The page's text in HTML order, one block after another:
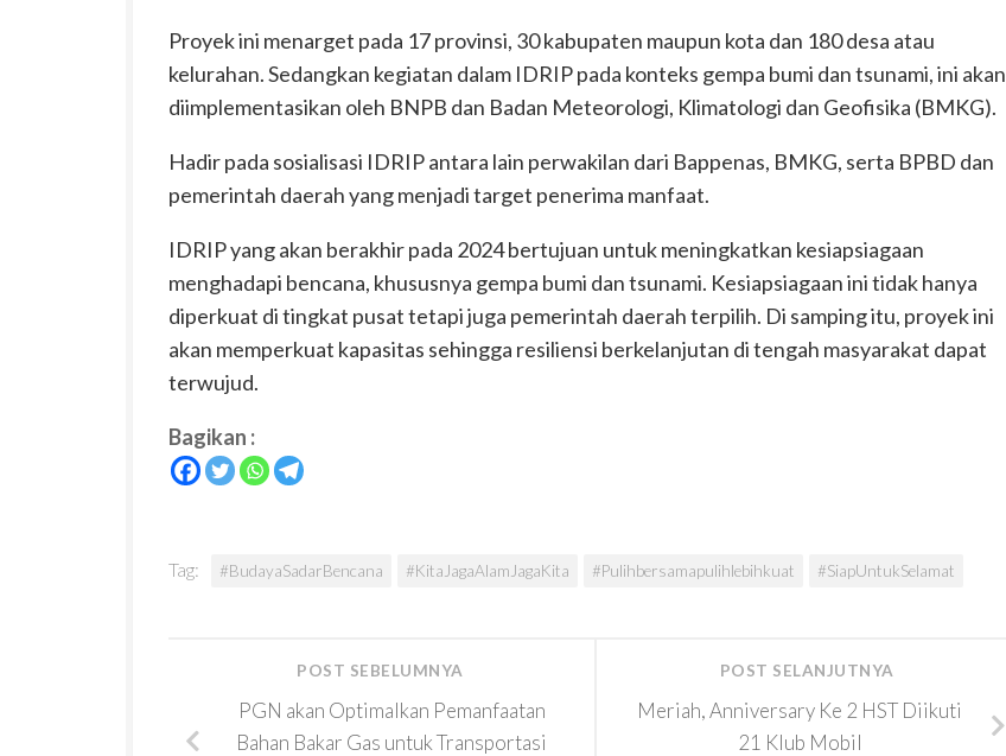
Proyek ini menarget pada 17 provinsi, 30 kabupaten maupun kota dan 180 desa atau
kelurahan. Sedangkan kegiatan dalam IDRIP pada konteks gempa bumi dan tsunami, ini akan
diimplementasikan oleh BNPB dan Badan Meteorologi, Klimatologi dan Geofisika (BMKG).
Hadir pada sosialisasi IDRIP antara lain perwakilan dari Bappenas, BMKG, serta BPBD dan
pemerintah daerah yang menjadi target penerima manfaat.
IDRIP yang akan berakhir pada 2024 bertujuan untuk meningkatkan kesiapsiagaan
menghadapi bencana, khususnya gempa bumi dan tsunami. Kesiapsiagaan ini tidak hanya
diperkuat di tingkat pusat tetapi juga pemerintah daerah terpilih. Di samping itu, proyek ini
akan memperkuat kapasitas sehingga resiliensi berkelanjutan di tengah masyarakat dapat
terwujud.
Bagikan :
Tag: #BudayaSadarBencana #KitaJagaAlamJagaKita #Pulihbersamapulihlebihkuat #SiapUntukSelamat
POST SELANJUTNYA
Meriah, Anniversary Ke 2 HST Diikuti
21 Klub Mobil
POST SEBELUMNYA
PGN akan Optimalkan Pemanfaatan
Bahan Bakar Gas untuk Transportasi